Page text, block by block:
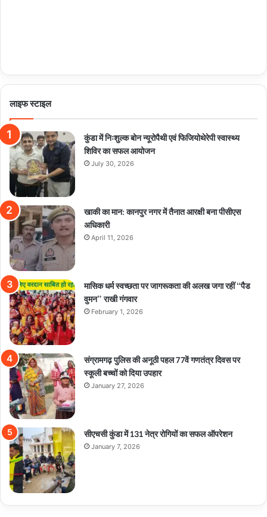
लाइफ स्टाइल
कुंडा में निःशुल्क बोन न्यूरोपैथी एवं फिजियोथेरेपी स्वास्थ्य
शिविर का सफल आयोजन
July 30, 2026
खाकी का मान: कानपुर नगर में तैनात आरक्षी बना पीसीएस
अधिकारी
April 11, 2026
मासिक धर्म स्वच्छता पर जागरूकता की अलख जगा रहीं “पैड
वुमन” राखी गंगवार
February 1, 2026
संग्रामगढ़ पुलिस की अनूठी पहल 77वें गणतंत्र दिवस पर
स्कूली बच्चों को दिया उपहार
January 27, 2026
सीएचसी कुंडा में 131 नेत्र रोगियों का सफल ऑपरेशन
January 7, 2026